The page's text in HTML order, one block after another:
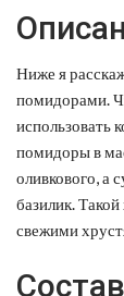
Ниже я
помидорами.
использовать
помидоры в
оливкового, а
базилик.
свежими